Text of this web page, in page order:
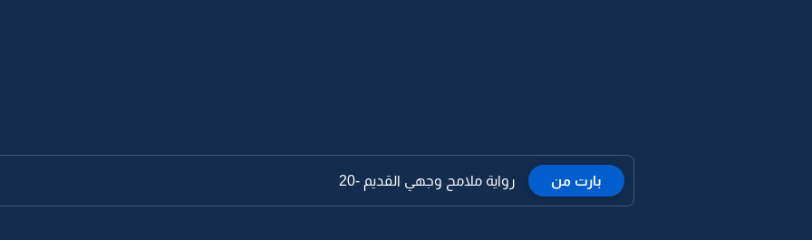
بارت من رواية ملامح وجهي القديم -20